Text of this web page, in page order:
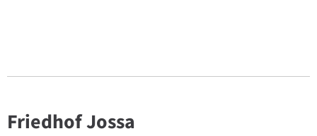
Friedhof Jossa